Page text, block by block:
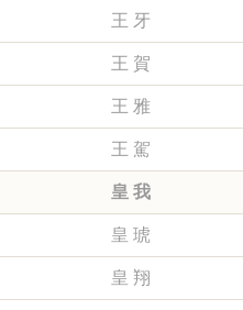
王 牙
王 賀
王 雅
王 駕
皇 我
皇 琥
皇 翔